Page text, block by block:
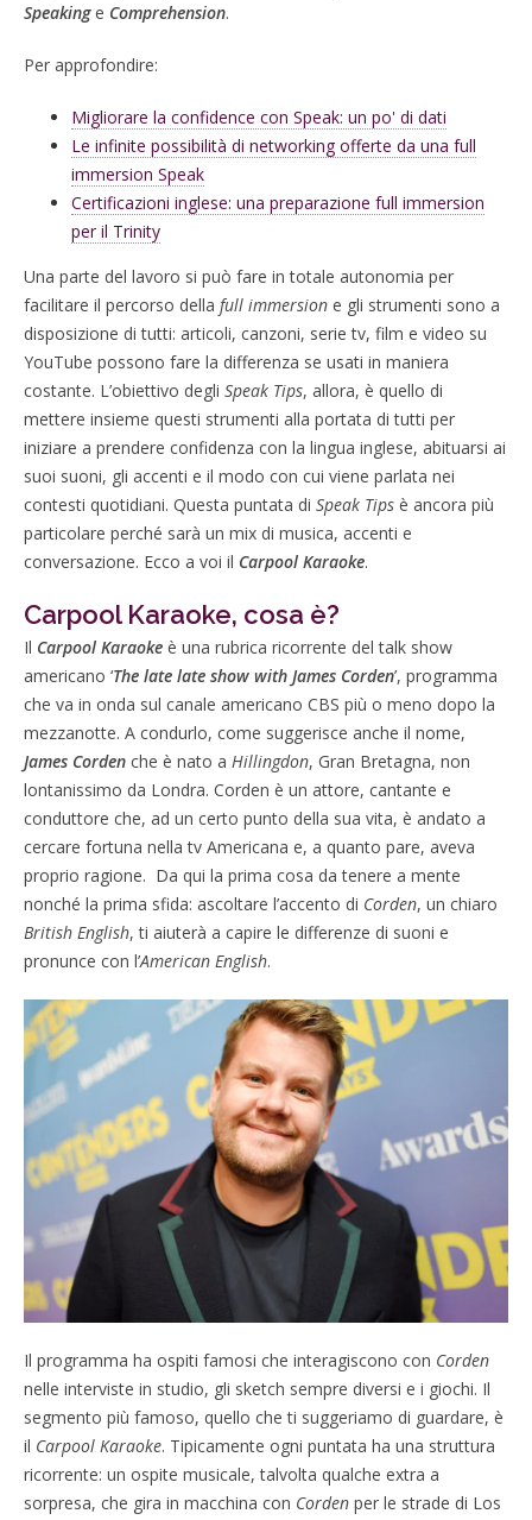
Speakinge Comprehension.
Per approfondire:
Migliorare la confidence con Speak: un po' di dati
Le infinite possibilità di networking offerte da una full
immersion Speak
Certificazioni inglese: una preparazione full immersion
per il Trinity
Una parte del lavoro si può fare in totale autonomia per
facilitare il percorso della full immersion e gli strumenti sono a
disposizione di tutti: articoli, canzoni, serie tv, film e video su
YouTube possono fare la differenza se usati in maniera
costante. L’obiettivo degli Speak Tips, allora, è quello di
mettere insieme questi strumenti alla portata di tutti per
iniziare a prendere confidenza con la lingua inglese, abituarsi ai
suoi suoni, gli accenti e il modo con cui viene parlata nei
contesti quotidiani. Questa puntata di Speak Tips è ancora più
particolare perché sarà un mix di musica, accenti e
conversazione. Ecco a voi il Carpool Karaoke.
Carpool Karaoke, cosa è?
Il Carpool Karaoke è una rubrica ricorrente del talk show
americano ‘The late late show with James Corden’, programma
che va in onda sul canale americano CBS più o meno dopo la
mezzanotte. A condurlo, come suggerisce anche il nome,
James Corden che è nato a Hillingdon, Gran Bretagna, non
lontanissimo da Londra. Corden è un attore, cantante e
conduttore che, ad un certo punto della sua vita, è andato a
cercare fortuna nella tv Americana e, a quanto pare, aveva
proprio ragione. Da qui la prima cosa da tenere a mente
nonché la prima sfida: ascoltare l’accento di Corden, un chiaro
British English, ti aiuterà a capire le differenze di suoni e
pronunce con l’American English.
Il programma ha ospiti famosi che interagiscono con Corden
nelle interviste in studio, gli sketch sempre diversi e i giochi. Il
segmento più famoso, quello che ti suggeriamo di guardare, è
il Carpool Karaoke. Tipicamente ogni puntata ha una struttura
ricorrente: un ospite musicale, talvolta qualche extra a
sorpresa, che gira in macchina con Corden per le strade di Los